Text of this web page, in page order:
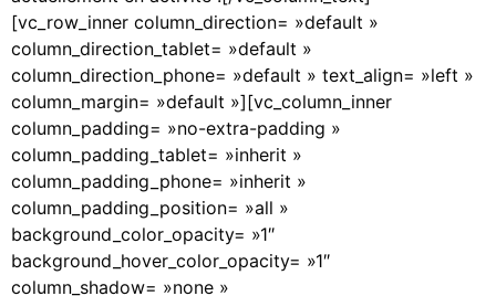
[vc_row_inner column_direction= »default »
column_direction_tablet= »default »
column_direction_phone= »default » text_align= »left »
column_margin= »default »][vc_column_inner
column_padding= »no-extra-padding »
column_padding_tablet= »inherit »
column_padding_phone= »inherit »
column_padding_position= »all »
background_color_opacity= »1″
background_hover_color_opacity= »1″
column_shadow= »none »